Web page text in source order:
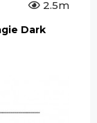
2.5m
Dark